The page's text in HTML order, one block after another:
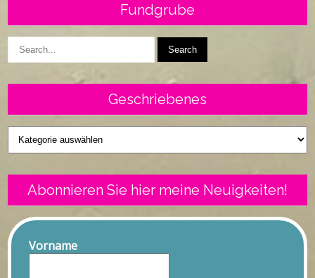
Fundgrube
Geschriebenes
Geschriebenes
Abonnieren Sie hier meine Neuigkeiten!
Vorname